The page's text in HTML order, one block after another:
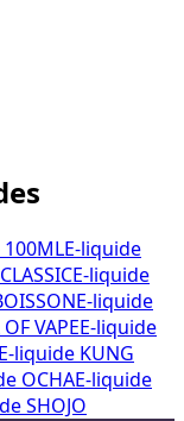
E-liquide
E-liquide
E-liquide
VAPEE-liquide
E-liquide KUNG
OCHAE-liquide
SHOJO